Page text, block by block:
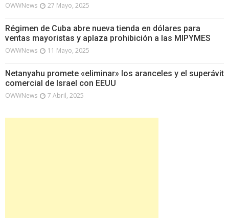
OWWNews 27 Mayo, 2025
Régimen de Cuba abre nueva tienda en dólares para
ventas mayoristas y aplaza prohibición a las MIPYMES
OWWNews 11 Mayo, 2025
Netanyahu promete «eliminar» los aranceles y el superávit
comercial de Israel con EEUU
OWWNews 7 Abril, 2025